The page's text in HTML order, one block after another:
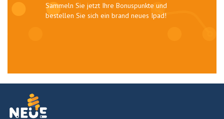
Sammeln Sie jetzt Ihre Bonuspunkte und
bestellen Sie sich ein brand neues Ipad!